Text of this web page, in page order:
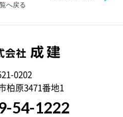
へ戻る
0202
柏原3471番地1
54-1222